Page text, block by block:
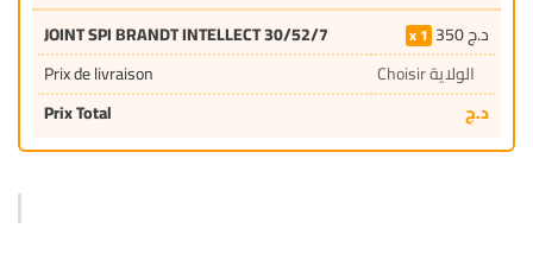
JOINT SPI BRANDT INTELLECT 30/52/7 1 350د.ج
Prix de livraison
Choisir الولاية
Prix Total
د.ج